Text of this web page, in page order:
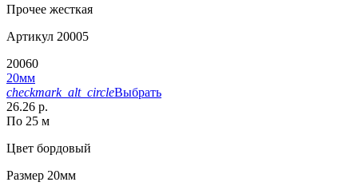
Прочее жесткая
Артикул 20005
20060
20мм
checkmark_alt_circleВыбрать
26.26 р.
По 25 м
Цвет бордовый
Размер 20мм